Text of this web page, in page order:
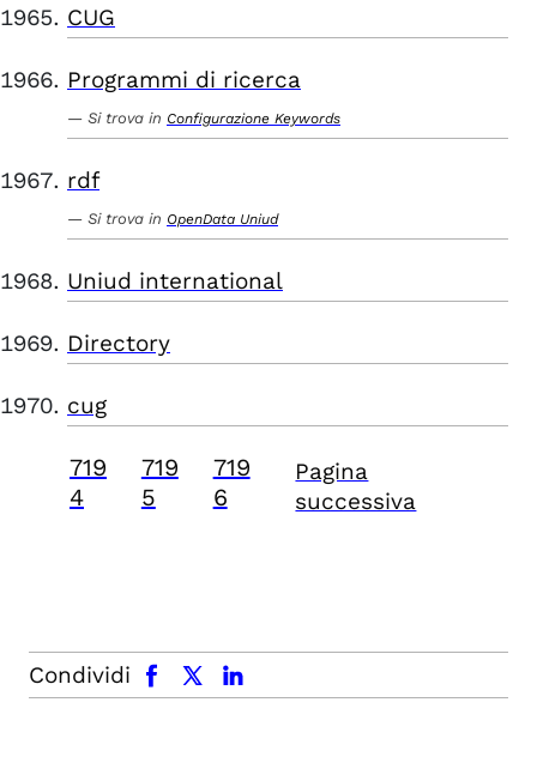
CUG
Programmi di ricerca
Si trova in Configurazione Keywords
rdf
Si trova in OpenData Uniud
Uniud international
Directory
cug
719
4
719
5
719
6
Pagina
successiva
Condividi
facebook x.com linkedin